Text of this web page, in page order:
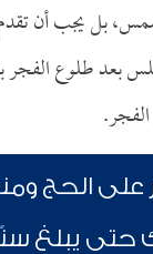
بل يجب أن
بعد طلوع الفجر
الحج
حتى يبلغ